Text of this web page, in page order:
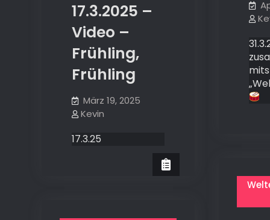
17.3.2025 –
Video –
Frühling,
Frühling
März 19, 2025
Kevin
17.3.25